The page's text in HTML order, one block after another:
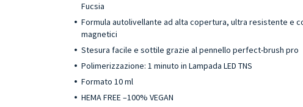
Fucsia
Formula autolivellante ad alta copertura, ultra resistente e
magnetici
Stesura facile e sottile grazie al pennello perfect-brush pro
Polimerizzazione: 1 minuto in Lampada LED TNS
Formato 10 ml
HEMA FREE –100% VEGAN